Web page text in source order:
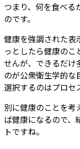
つまり、何を食べる
のです。
健康を強調された表
っとしたら健康のこ
せんが、できるだけ
のが公衆衛生学的な
選択するのはプロセ
別に健康のことを考
ば健康になるので、
トですね。